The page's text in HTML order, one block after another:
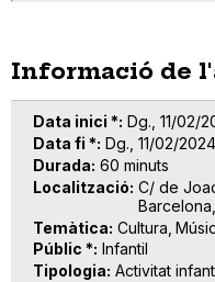
Informació de
Data inici * Dg., 11/02/
Data fi * Dg., 11/02/
Durada 60 minuts
Localització C/ de
Temàtica Cultura
Públic * Infantil
Tipologia Activitat